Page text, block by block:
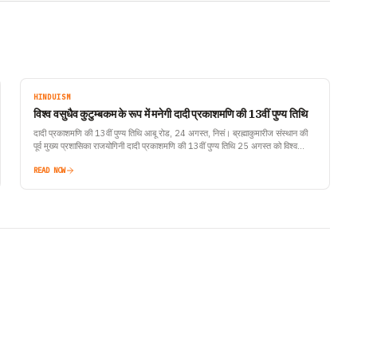
HINDUISM
विश्व वसुधैव कुटुम्बकम के रूप में मनेगी दादी प्रकाशमणि की 13वीं पुण्य तिथि
दादी प्रकाशमणि की 13वीं पुण्य तिथि आबू रोड, 24 अगस्त, निसं। ब्रह्माकुमारीज संस्थान की
पूर्व मुख्य प्रशासिका राजयोगिनी दादी प्रकाशमणि की 13वीं पुण्य तिथि 25 अगस्त को विश्व…
READ NOW